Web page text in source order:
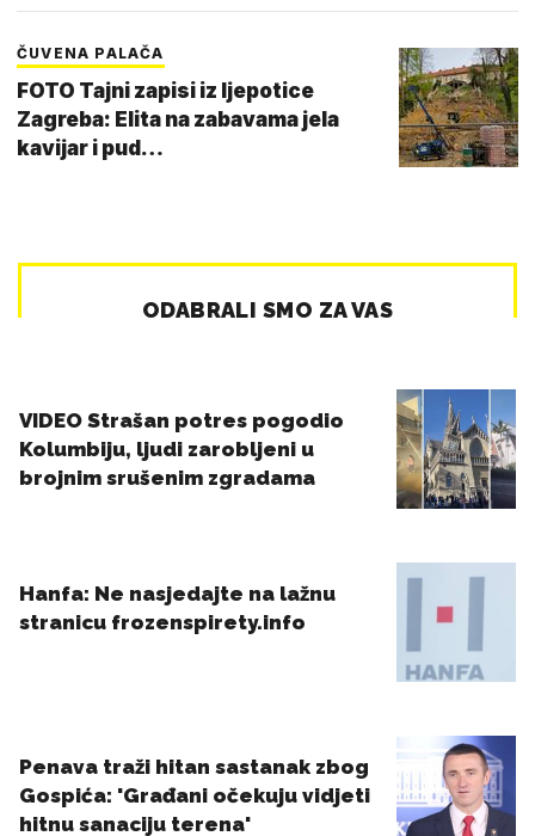
ČUVENA PALAČA
FOTO Tajni zapisi iz ljepotice
Zagreba: Elita na zabavama jela
kavijar i pud…